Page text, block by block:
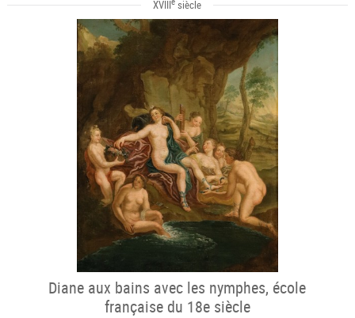
XVIII siècle
Diane aux bains avec les nymphes, école
française du 18e siècle